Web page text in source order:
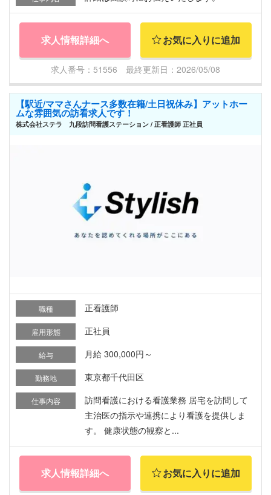
求人情報詳細へ お気に入りに追加
求人番号：51556 最終更新日：2026/05/08
【駅近/ママさんナース多数在籍/土日祝休み】アットホー
ムな雰囲気の訪看求人です！
株式会社ステラ 九段訪問看護ステーション / 正看護師 正社員
職種 正看護師
雇用形態 正社員
給与 月給 300,000円～
勤務地 東京都千代田区
仕事内容
訪問看護における看護業務 居宅を訪問して
主治医の指示や連携により看護を提供しま
す。 健康状態の観察と...
求人情報詳細へ お気に入りに追加